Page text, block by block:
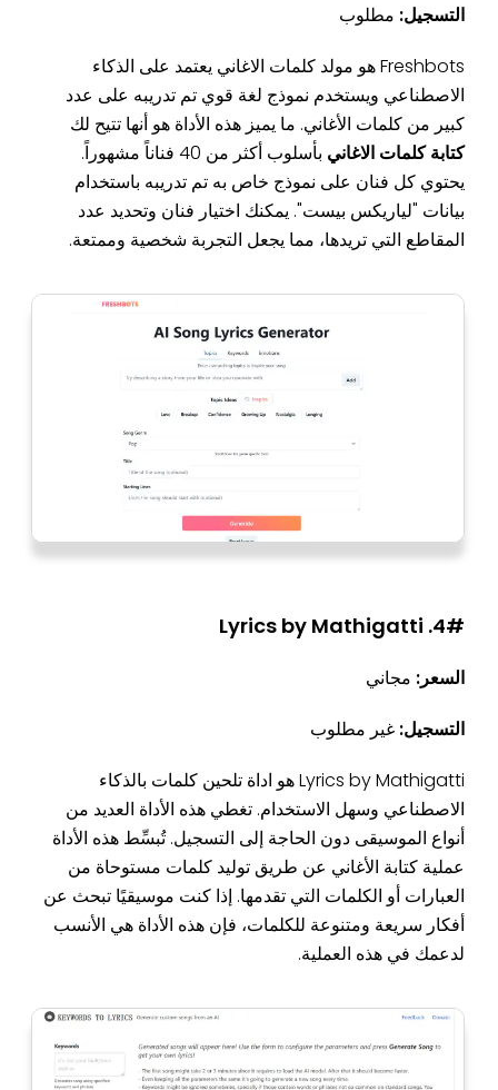
التسجيل: مطلوب
Freshbots هو مولد كلمات الاغاني يعتمد على الذكاء
الاصطناعي ويستخدم نموذج لغة قوي تم تدريبه على عدد
كبير من كلمات الأغاني. ما يميز هذه الأداة هو أنها تتيح لك
كتابة كلمات الاغاني
بأسلوب أكثر من 40 فناناً مشهوراً.
يحتوي كل فنان على نموذج خاص به تم تدريبه باستخدام
بيانات "لياريكس بيست". يمكنك اختيار فنان وتحديد عدد
المقاطع التي تريدها، مما يجعل التجربة شخصية وممتعة.
4#. Lyrics by Mathigatti
السعر: مجاني
التسجيل: غير مطلوب
Lyrics by Mathigatti هو اداة تلحين كلمات بالذكاء
الاصطناعي وسهل الاستخدام. تغطي هذه الأداة العديد من
أنواع الموسيقى دون الحاجة إلى التسجيل. تُبسِّط هذه الأداة
عملية كتابة الأغاني عن طريق توليد كلمات مستوحاة من
العبارات أو الكلمات التي تقدمها. إذا كنت موسيقيًا تبحث عن
أفكار سريعة ومتنوعة للكلمات، فإن هذه الأداة هي الأنسب
لدعمك في هذه العملية.